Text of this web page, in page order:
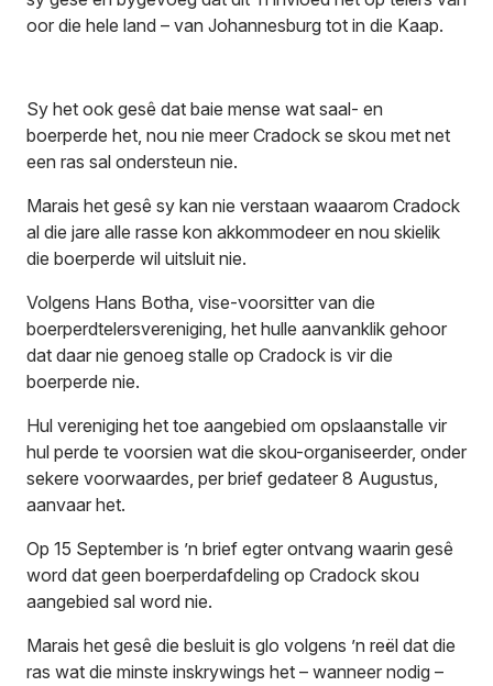
oor die hele land – van Johannesburg tot in die Kaap.
Sy het ook gesê dat baie mense wat saal- en
boerperde het, nou nie meer Cradock se skou met net
een ras sal ondersteun nie.
Marais het gesê sy kan nie verstaan waaarom Cradock
al die jare alle rasse kon akkommodeer en nou skielik
die boerperde wil uitsluit nie.
Volgens Hans Botha, vise-voorsitter van die
boerperdtelersvereniging, het hulle aanvanklik gehoor
dat daar nie genoeg stalle op Cradock is vir die
boerperde nie.
Hul vereniging het toe aangebied om opslaanstalle vir
hul perde te voorsien wat die skou-organiseerder, onder
sekere voorwaardes, per brief gedateer 8 Augustus,
aanvaar het.
Op 15 September is ’n brief egter ontvang waarin gesê
word dat geen boerperdafdeling op Cradock skou
aangebied sal word nie.
Marais het gesê die besluit is glo volgens ’n reël dat die
ras wat die minste inskrywings het – wanneer nodig –